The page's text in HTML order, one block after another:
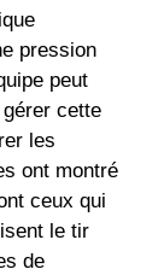
pression
peut
cette
les
ont montré
ceux qui
le tir
de